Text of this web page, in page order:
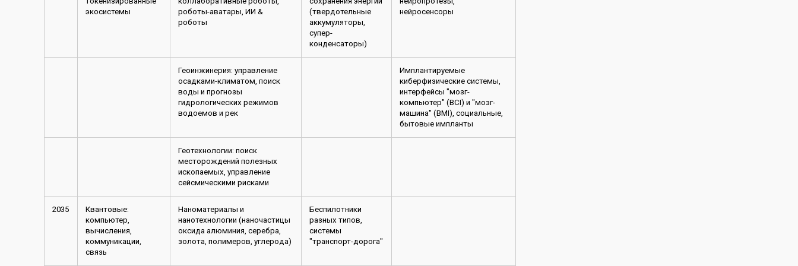
экосистемы
роботы-аватары, ИИ &
роботы
(твердотельные
аккумуляторы,
супер-
конденсаторы)
нейросенсоры
Геоинжинерия: управление
осадками-климатом, поиск
воды и прогнозы
гидрологических режимов
водоемов и рек
Имплантируемые
киберфизические системы,
интерфейсы "мозг-
компьютер" (BCI) и "мозг-
машина" (BMI), социальные,
бытовые импланты
Геотехнологии: поиск
месторождений полезных
ископаемых, управление
сейсмическими рисками
2035
Квантовые:
компьютер,
вычисления,
коммуникации,
связь
Наноматериалы и
нанотехнологии (наночастицы
оксида алюминия, серебра,
золота, полимеров, углерода)
Беспилотники
разных типов,
системы
"транспорт-дорога"